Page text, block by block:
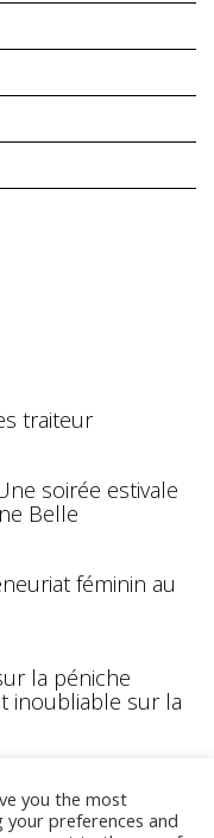
traiteur
soirée estivale
Belle
féminin au
la péniche
inoubliable sur la
you the most
preferences and